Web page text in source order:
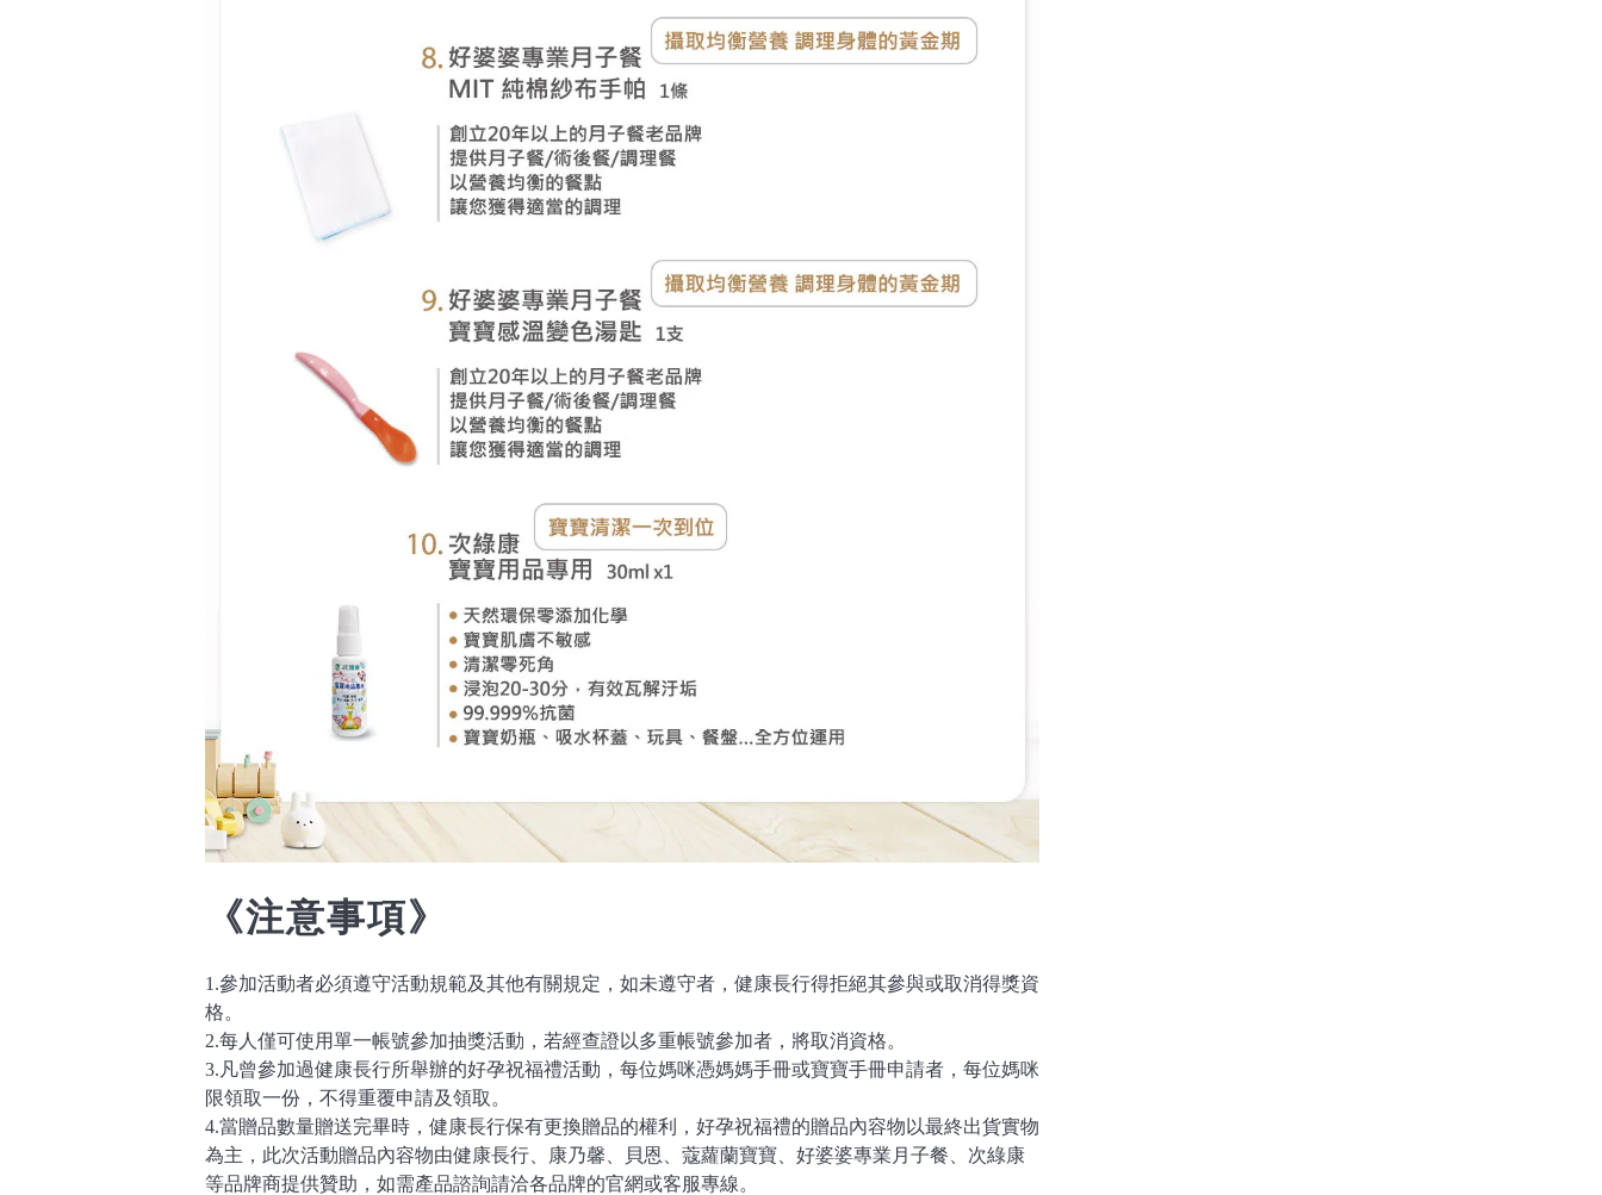
《注意事項》
1.參加活動者必須遵守活動規範及其他有關規定，如未遵守者，健康長行得拒絕其參與或取消得獎資
格。
2.每人僅可使用單一帳號參加抽獎活動，若經查證以多重帳號參加者，將取消資格。
3.凡曾參加過健康長行所舉辦的好孕祝福禮活動，每位媽咪憑媽媽手冊或寶寶手冊申請者，每位媽咪
限領取一份，不得重覆申請及領取。
4.當贈品數量贈送完畢時，健康長行保有更換贈品的權利，好孕祝福禮的贈品內容物以最終出貨實物
為主，此次活動贈品內容物由健康長行、康乃馨、貝恩、蔻蘿蘭寶寶、好婆婆專業月子餐、次綠康
等品牌商提供贊助，如需產品諮詢請洽各品牌的官網或客服專線。